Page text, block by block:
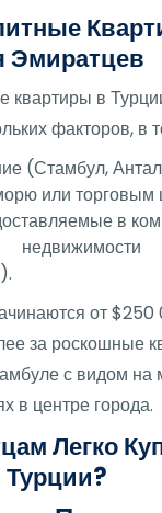
Эмиратцев
квартиры в
факторов, в
(Стамбул,
или торговым
в
от $250
за роскошные
с видом на
в центре города.
Легко